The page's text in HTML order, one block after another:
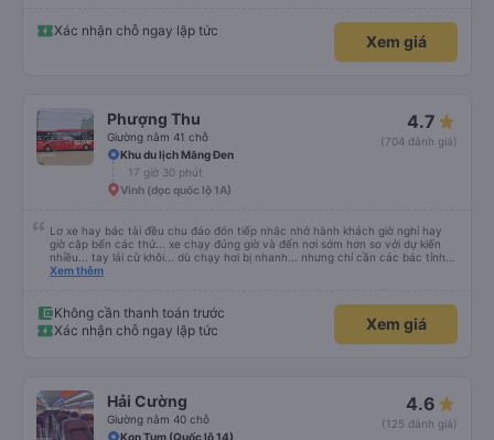
Xác nhận chỗ ngay lập tức
Xem giá
Phượng Thu
Giường nằm 41 chỗ
4.7
(704 đánh giá)
Khu du lịch Măng Đen
17 giờ 30 phút
Vinh (dọc quốc lộ 1A)
Lơ xe hay bác tài đều chu đáo đón tiếp nhắc nhở hành khách giờ nghỉ hay
giờ cập bến các thứ... xe chạy đúng giờ và đến nơi sớm hơn so với dự kiến
nhiều... tay lái cừ khôi... dù chạy hơi bị nhanh... nhưng chỉ cần các bác tỉnh
táo sức khoẻ đầy đủ và tay lái cứng cáp là được. Tiện nghi rất sạch sẽ và
máy chạy lâu. Thích hợp và tiện nghi cho ai có nhu cầu từ tphcm (bến xe
miền đông) lên Măng Đen chơi nhé!
Xem thêm
Không cần thanh toán trước
Xác nhận chỗ ngay lập tức
Xem giá
Hải Cường
Giường nằm 40 chỗ
4.6
(125 đánh giá)
Kon Tum (Quốc lộ 14)